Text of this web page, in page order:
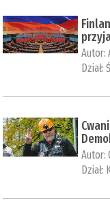
Autor:
Dział:
Autor:
Dział: